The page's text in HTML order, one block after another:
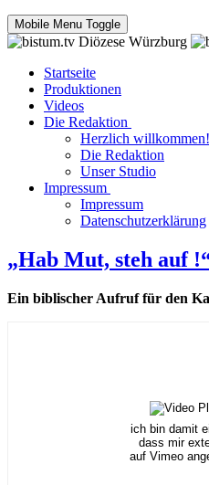
Mobile Menu Toggle
Startseite
Produktionen
Videos
Die Redaktion
Herzlich willkommen!
Die Redaktion
Unser Studio
Impressum
Impressum
Datenschutzerklärung
„Hab Mut, steh auf
Ein biblischer Aufruf für den
ich bin damit
dass mir
auf Vimeo